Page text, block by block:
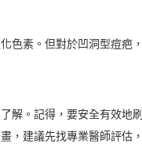
色素。但對於凹洞型痘疤
解。記得，要安全有效地
，建議先找專業醫師評估